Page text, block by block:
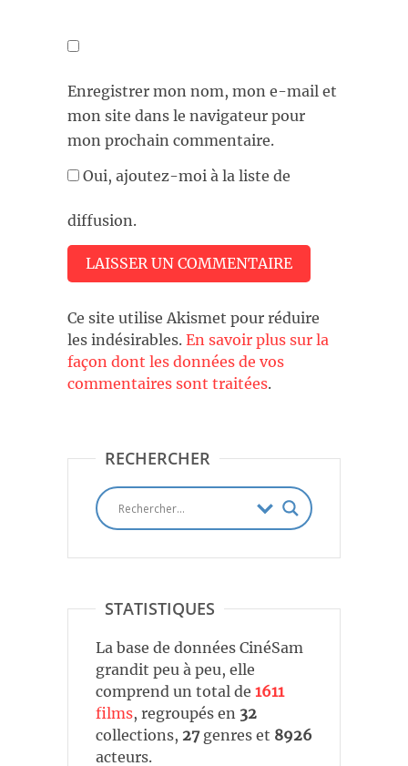
Enregistrer mon nom, mon e-mail et
mon site dans le navigateur pour
mon prochain commentaire.
Oui, ajoutez-moi à la liste de
diffusion.
Ce site utilise Akismet pour réduire
les indésirables. En savoir plus sur la
façon dont les données de vos
commentaires sont traitées.
RECHERCHER
STATISTIQUES
La base de données CinéSam
grandit peu à peu, elle
comprend un total de 1611
films, regroupés en 32
collections, 27genres et 8926
acteurs.